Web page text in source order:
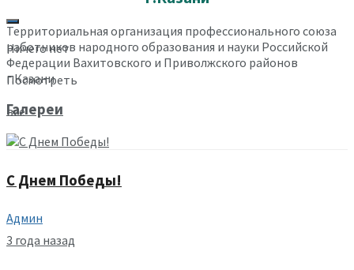
Ничего нет
Посмотреть
все
Территориальная организация профессионального союза
работников народного образования и науки Российской
Федерации Вахитовского и Приволжского районов
г.Казани
Галереи
С Днем Победы!
Админ
3 года назад